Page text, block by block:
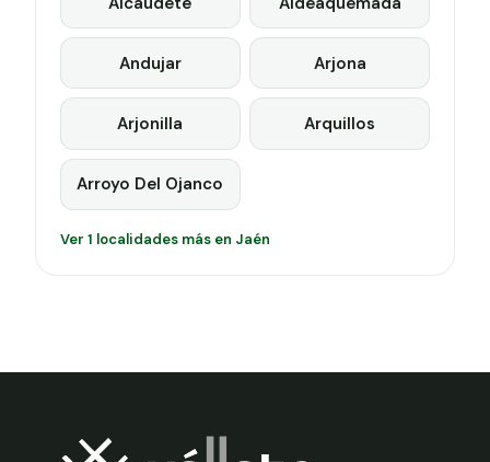
Andujar Arjona
Arjonilla Arquillos
Arroyo Del Ojanco
Ver 1 localidades más en Jaén